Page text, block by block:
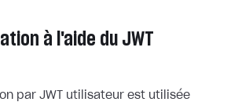
à l'aide du JWT
par JWT utilisateur est utilisée